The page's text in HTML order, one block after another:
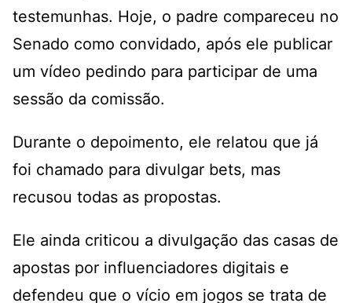
testemunhas. Hoje, o padre compareceu no
Senado como convidado, após ele publicar
um vídeo pedindo para participar de uma
sessão da comissão.
Durante o depoimento, ele relatou que já
foi chamado para divulgar bets, mas
recusou todas as propostas.
Ele ainda criticou a divulgação das casas de
apostas por influenciadores digitais e
defendeu que o vício em jogos se trata de